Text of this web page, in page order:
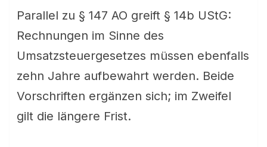
Parallel zu § 147 AO greift § 14b UStG:
Rechnungen im Sinne des
Umsatzsteuergesetzes müssen ebenfalls
zehn Jahre aufbewahrt werden. Beide
Vorschriften ergänzen sich; im Zweifel
gilt die längere Frist.